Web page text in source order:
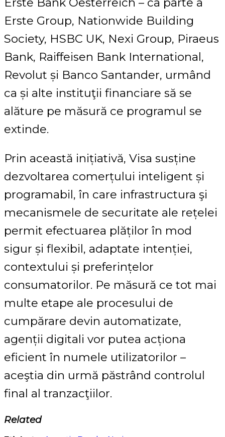
Erste Group, Nationwide Building
Society, HSBC UK, Nexi Group, Piraeus
Bank, Raiffeisen Bank International,
Revolut și Banco Santander, urmând
ca și alte instituţii financiare să se
alăture pe măsură ce programul se
extinde.
Prin această inițiativă, Visa susține
dezvoltarea comerțului inteligent și
programabil, în care infrastructura şi
mecanismele de securitate ale rețelei
permit efectuarea plăților în mod
sigur și flexibil, adaptate intenției,
contextului și preferințelor
consumatorilor. Pe măsură ce tot mai
multe etape ale procesului de
cumpărare devin automatizate,
agenții digitali vor putea acționa
eficient în numele utilizatorilor –
aceştia din urmă păstrând controlul
final al tranzacţiilor.
Related